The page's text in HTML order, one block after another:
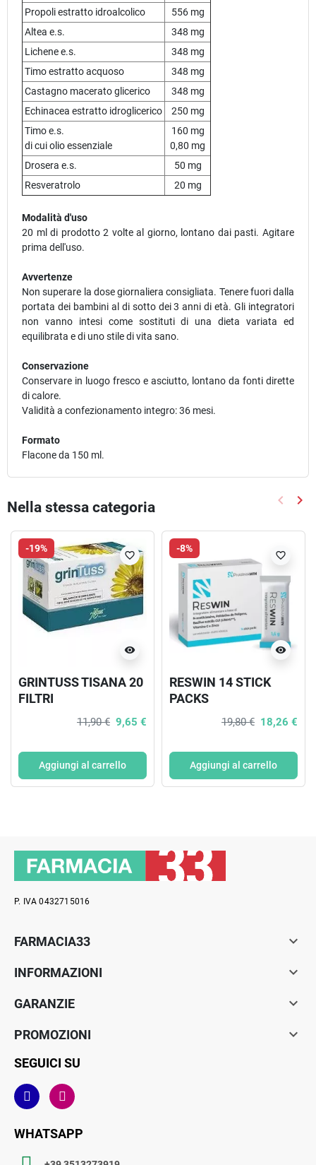
Propoli estratto idroalcolico
556 mg
Altea e.s.
348 mg
Lichene e.s.
348 mg
Timo estratto acquoso
348 mg
Castagno macerato glicerico
348 mg
Echinacea estratto idroglicerico
250 mg
Timo e.s.
di cui olio essenziale
160 mg
0,80 mg
Drosera e.s.
50 mg
Resveratrolo
20 mg
Modalità d'uso
20 ml di prodotto 2 volte al giorno, lontano dai pasti. Agitare
prima dell'uso.
Avvertenze
Non superare la dose giornaliera consigliata. Tenere fuori dalla
portata dei bambini al di sotto dei 3 anni di età. Gli integratori
non vanno intesi come sostituti di una dieta variata ed
equilibrata e di uno stile di vita sano.
Conservazione
Conservare in luogo fresco e asciutto, lontano da fonti dirette
di calore.
Validità a confezionamento integro: 36 mesi.
Formato
Flacone da 150 ml.
Nella stessa categoria keyboard_arrow_left keyboard_arrow_right
-19%
visibility
favorite_border
GRINTUSS TISANA 20
FILTRI
11,90 € 9,65 €
Aggiungi al carrello
-8%
visibility
favorite_border
RESWIN 14 STICK
PACKS
19,80 € 18,26 €
Aggiungi al carrello
P. IVA 0432715016
FARMACIA33 
INFORMAZIONI 
GARANZIE 
PROMOZIONI 
SEGUICI SU
WHATSAPP